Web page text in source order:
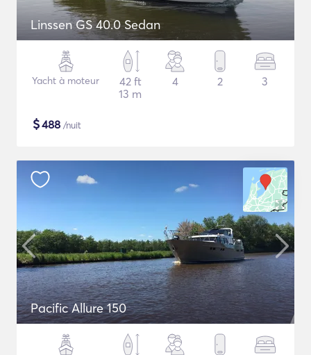
Linssen GS 40.0 Sedan
Yacht à moteur
42 ft
13 m
4 2 3
$488 /nuit
Pacific Allure 150